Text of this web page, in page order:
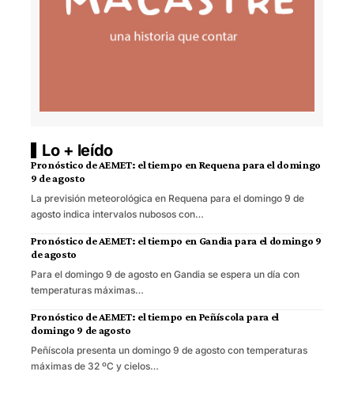
Lo + leído
Pronóstico de AEMET: el tiempo en Requena para el domingo
9 de agosto
La previsión meteorológica en Requena para el domingo 9 de
agosto indica intervalos nubosos con…
Pronóstico de AEMET: el tiempo en Gandia para el domingo 9
de agosto
Para el domingo 9 de agosto en Gandia se espera un día con
temperaturas máximas…
Pronóstico de AEMET: el tiempo en Peñíscola para el
domingo 9 de agosto
Peñíscola presenta un domingo 9 de agosto con temperaturas
máximas de 32 ºC y cielos…